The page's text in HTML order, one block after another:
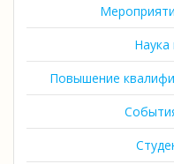
Наука
Повышение